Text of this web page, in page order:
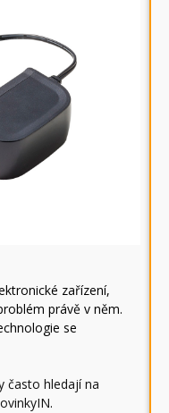
zařízení,
právě v něm.
se
často hledají na
.